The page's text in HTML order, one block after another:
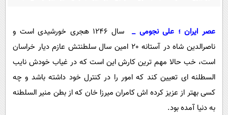
حوادث
محیط زیست
سلامت
دانلود
عصر ایران ؛ علی نجومی _
سال 1246 هجری خورشیدی است و
ناصرالدین شاه در آستانه 20 امین سال سلطنتش عازم دیار خراسان
است، خب حالا مهم ترین کارش این است که در غیاب خودش نایب
السطلنه ای تعیین کند که امور را در کنترل خود داشته باشد و چه
کسی بهتر از عزیز کرده اش کامران میرزا خان که از بطن منیر السلطنه
به دنیا آمده بود.